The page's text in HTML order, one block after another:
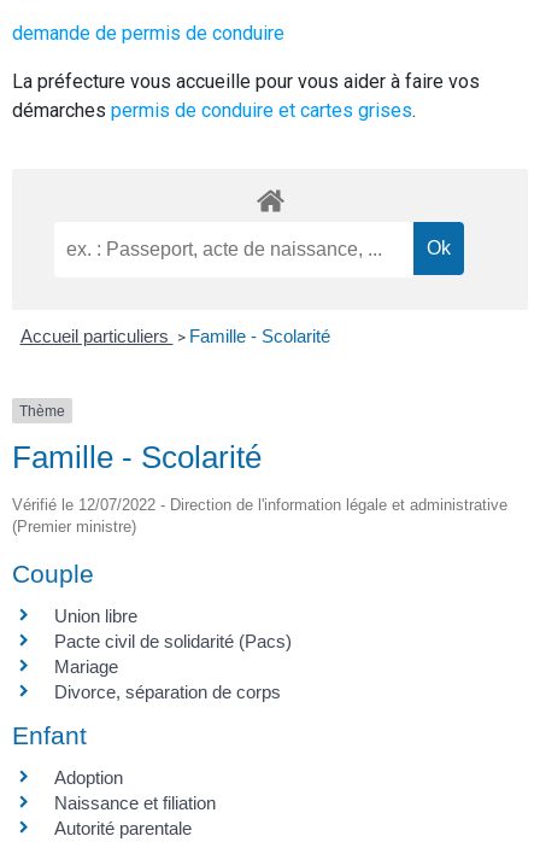
demande de permis de conduire
La préfecture vous accueille pour vous aider à faire vos
démarches permis de conduire et cartes grises.
Accueil particuliers > Famille - Scolarité
Thème
Famille - Scolarité
Vérifié le 12/07/2022 - Direction de l'information légale et administrative
(Premier ministre)
Couple
Union libre
Pacte civil de solidarité (Pacs)
Mariage
Divorce, séparation de corps
Enfant
Adoption
Naissance et filiation
Autorité parentale